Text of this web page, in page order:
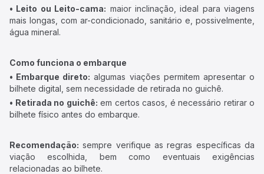
• Leito ou Leito-cama: maior inclinação, ideal para viagens
mais longas, com ar-condicionado, sanitário e, possivelmente,
água mineral.
Como funciona o embarque
• Embarque direto: algumas viações permitem apresentar o
bilhete digital, sem necessidade de retirada no guichê.
• Retirada no guichê: em certos casos, é necessário retirar o
bilhete físico antes do embarque.
Recomendação: sempre verifique as regras específicas da
viação escolhida, bem como eventuais exigências
relacionadas ao bilhete.